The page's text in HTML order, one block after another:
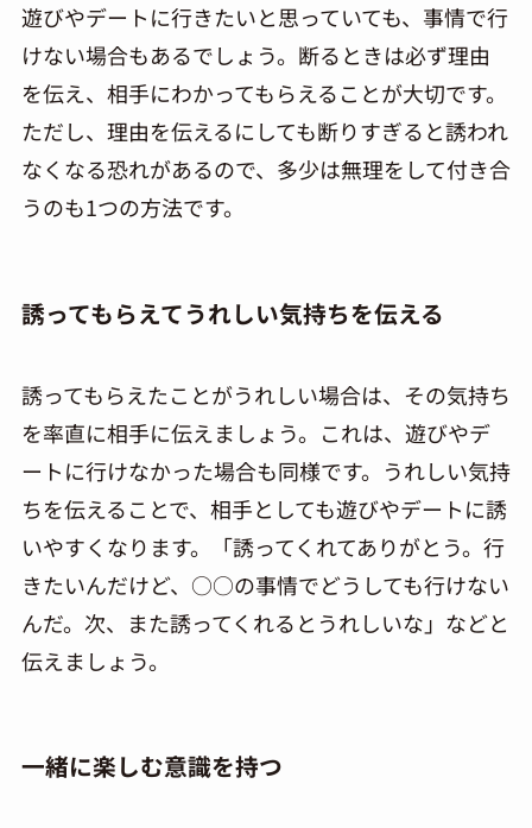
遊びやデートに行きたいと思っていても、事情で行
けない場合もあるでしょう。断るときは必ず理由
を伝え、相手にわかってもらえることが大切です。
ただし、理由を伝えるにしても断りすぎると誘われ
なくなる恐れがあるので、多少は無理をして付き合
うのも1つの方法です。
誘ってもらえてうれしい気持ちを伝える
誘ってもらえたことがうれしい場合は、その気持ち
を率直に相手に伝えましょう。これは、遊びやデ
ートに行けなかった場合も同様です。うれしい気持
ちを伝えることで、相手としても遊びやデートに誘
いやすくなります。「誘ってくれてありがとう。行
きたいんだけど、○○の事情でどうしても行けない
んだ。次、また誘ってくれるとうれしいな」などと
伝えましょう。
一緒に楽しむ意識を持つ